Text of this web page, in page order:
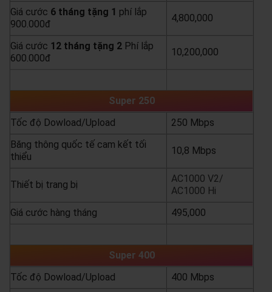
Giá cước 6 tháng tặng 1 phí lắp
900.000đ
4,800,000
Giá cước 12 tháng tặng 2 Phí lắp
600.000đ
10,200,000
Super 250
Tốc độ Dowload/Upload
250 Mbps
Băng thông quốc tế cam kết tối
thiểu
10,8 Mbps
Thiết bị trang bị
AC1000 V2/
AC1000 Hi
Giá cước hàng tháng
495,000
Super 400
Tốc độ Dowload/Upload
400 Mbps